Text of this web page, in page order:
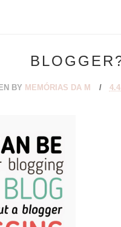
BY MEMÓRIAS DA M